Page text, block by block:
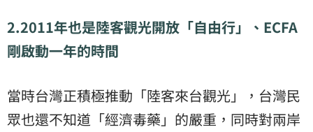
2.2011年也是陸客觀光開放「自由行」、 ECFA
剛啟動一年的時間
當時台灣正積極推動「陸客來台觀光」，台灣民
眾也還不知道「經濟毒藥」的嚴重，同時對兩岸